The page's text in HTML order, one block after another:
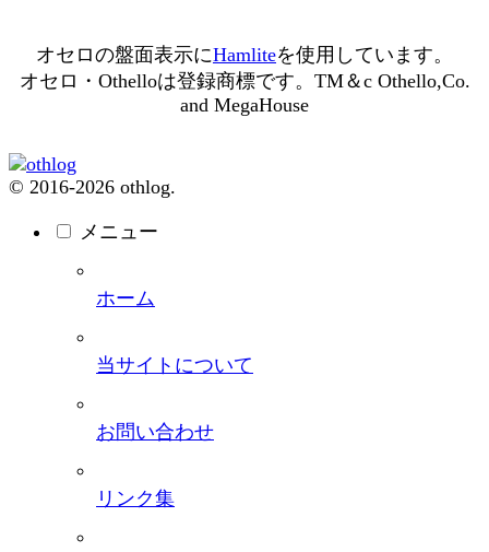
オセロの盤面表示にHamliteを使用しています。
オセロ・Othelloは登録商標です。TM＆c Othello,Co.
and MegaHouse
© 2016-2026 othlog.
メニュー
ホーム
当サイトについて
お問い合わせ
リンク集